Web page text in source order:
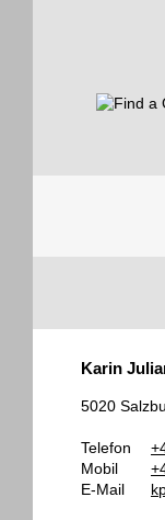
Guides
Karin
5020
Telefon
Mobil
E-Mail